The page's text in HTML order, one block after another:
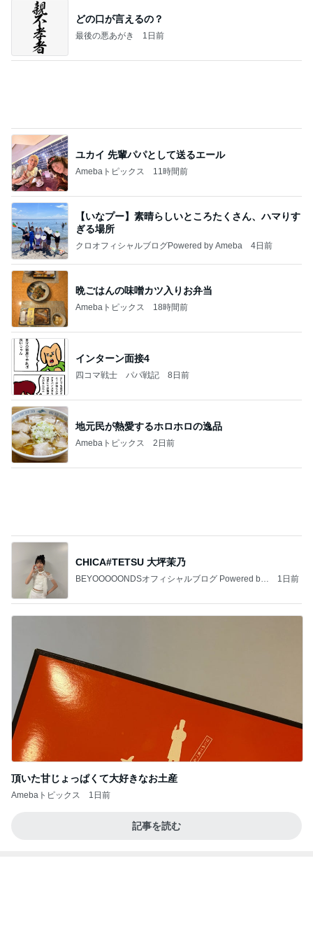
どの口が言えるの？
最後の悪あがき 1日前
ユカイ 先輩パパとして送るエール
Amebaトピックス 11時間前
【いなプー】素晴らしいところたくさん、ハマりす
ぎる場所
クロオフィシャルブログPowered by Ameba 4日前
晩ごはんの味噌カツ入りお弁当
Amebaトピックス 18時間前
インターン面接4
四コマ戦士 パパ戦記 8日前
地元民が熱愛するホロホロの逸品
Amebaトピックス 2日前
CHICA#TETSU 大坪茉乃
BEYOOOOONDSオフィシャルブログ Powered by
1日前
頂いた甘じょっぱくて大好きなお土産
Amebaトピックス 1日前
記事を読む